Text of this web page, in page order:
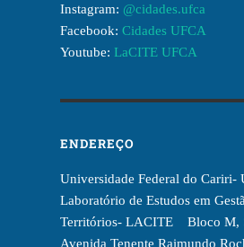
Instagram: @cidades.ufca
Facebook:Cidades UFCA
Youtube:LaCITE UFCA
ENDEREÇO
Universidade Federal do Cariri-
Laboratório de Estudos em
Territórios- LACITE Bloco M,
Avenida Tenente Raimundo